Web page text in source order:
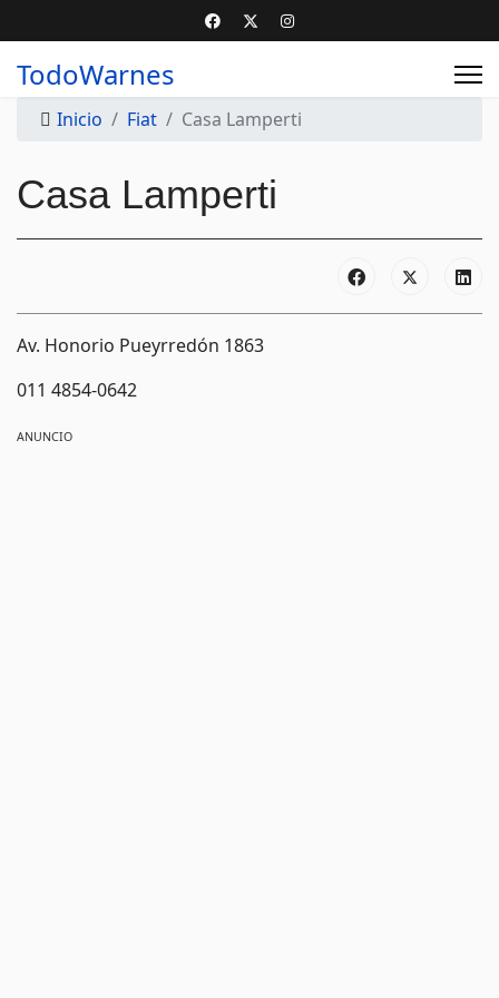
TodoWarnes
Inicio Fiat Casa Lamperti
Casa Lamperti
Av. Honorio Pueyrredón 1863
011 4854-0642
ANUNCIO